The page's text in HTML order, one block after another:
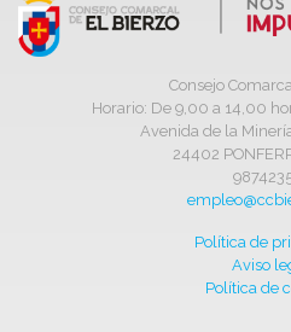
Consejo
Horario: De 9,00 a 14,00
Avenida de la
24402
Política de
Aviso
Política de